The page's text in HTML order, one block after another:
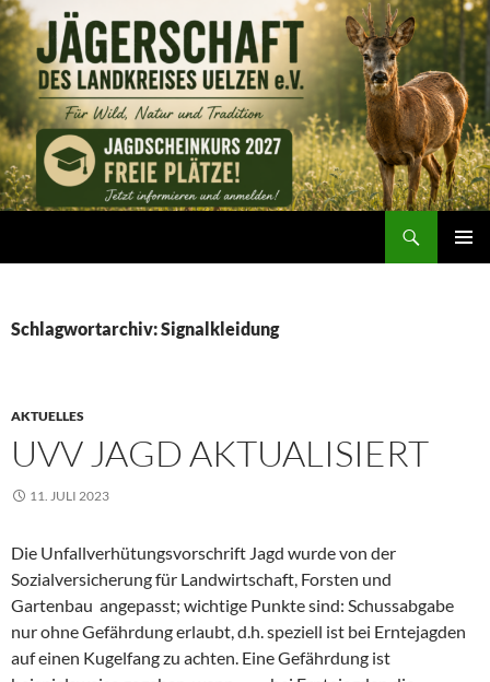
Zum
Inhalt
springen
Schlagwortarchiv: Signalkleidung
AKTUELLES
UVV JAGD AKTUALISIERT
11. JULI 2023
Die Unfallverhütungsvorschrift Jagd wurde von der
Sozialversicherung für Landwirtschaft, Forsten und
Gartenbau angepasst; wichtige Punkte sind: Schussabgabe
nur ohne Gefährdung erlaubt, d.h. speziell ist bei Erntejagden
auf einen Kugelfang zu achten. Eine Gefährdung ist